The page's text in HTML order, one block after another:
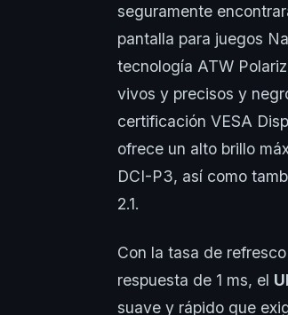
seguramente
pantalla para juegos
tecnología ATW
vivos y precisos y
certificación VESA
ofrece un alto brillo
DCI-P3, así como
2.1.
Con la tasa de
respuesta de 1 ms, el
suave y rápido que